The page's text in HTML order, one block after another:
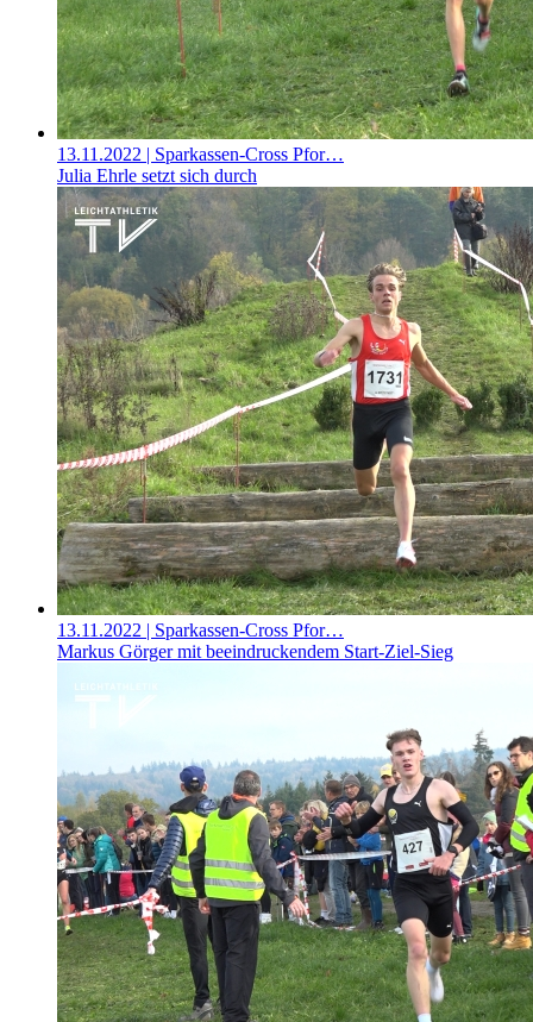
13.11.2022 | Sparkassen-Cross Pfor…
Julia Ehrle setzt sich durch
13.11.2022 | Sparkassen-Cross Pfor…
Markus Görger mit beeindruckendem Start-Ziel-Sieg